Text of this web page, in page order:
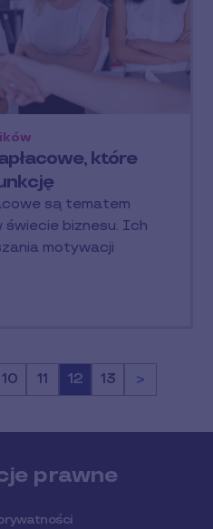
które
są tematem
świecie biznesu. Ich
motywacji
Strona
10 Strona
11 Strona
12 Strona
13 >
prawne